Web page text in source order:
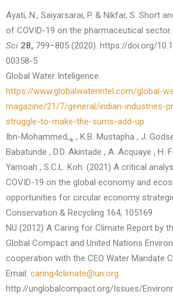
Ayati, N., Saiyarsarai, P. & Nikfar, S. Short
of COVID-19 on the pharmaceutical sector.
Sci 28, 799–805 (2020). https://doi.org/
00358-5
Global Water Inteligence.
https://www.globalwaterintel.com/global-
magazine/21/7/general/indian-industries-
struggle-to-make-the-sums-add-up
Ibn-Mohammed,⁎ , K.B. Mustapha , J.
Babatunde , D.D. Akintade , A. Acquaye , H.
Yamoah , S.C.L. Koh. (2021) A critical
COVID-19 on the global economy and
opportunities for circular economy
Conservation & Recycling 164, 105169
NU (2012) A Caring for Climate Report by
Global Compact and United Nations
cooperation with the CEO Water Mandate
Email: caring4climate@un.org.
http://unglobalcompact.org/Issues/